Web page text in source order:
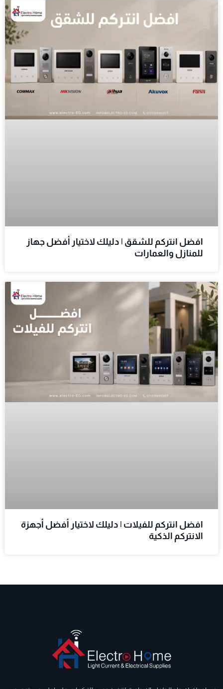
افضل انتركم للشقق | دليلك لاختيار أفضل جهاز
للمنازل والعمارات
افضل انتركم للفيلات | دليلك لاختيار أفضل أجهزة
الانتركم الذكية